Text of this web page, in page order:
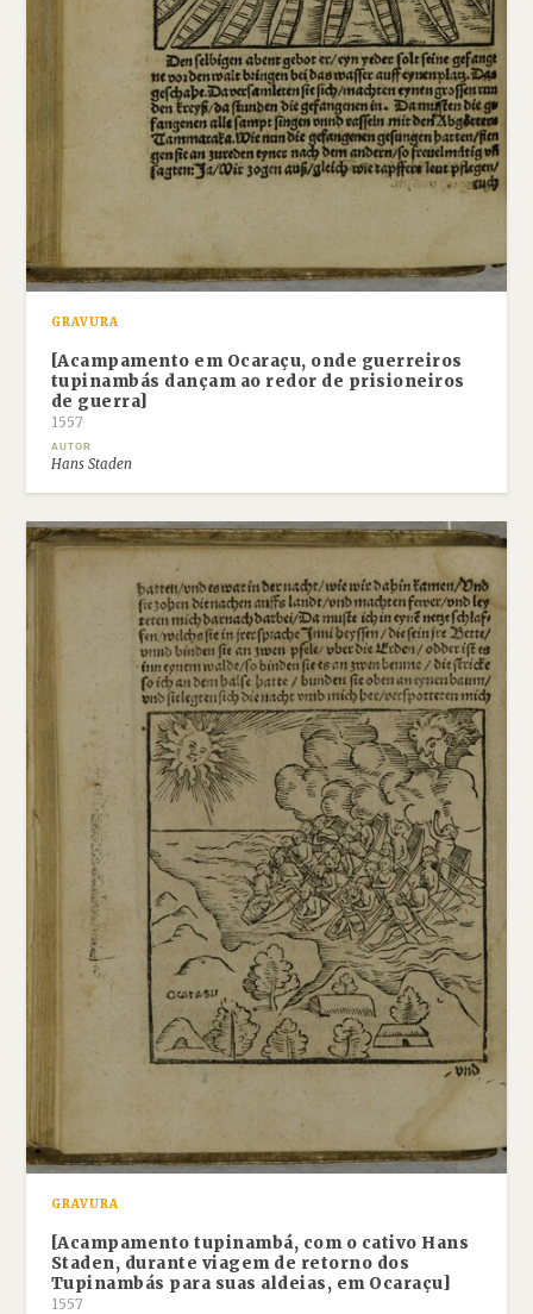
GRAVURA
[Acampamento em Ocaraçu, onde guerreiros
tupinambás dançam ao redor de prisioneiros
de guerra]
1557
AUTOR
Hans Staden
GRAVURA
[Acampamento tupinambá, com o cativo Hans
Staden, durante viagem de retorno dos
Tupinambás para suas aldeias, em Ocaraçu]
1557